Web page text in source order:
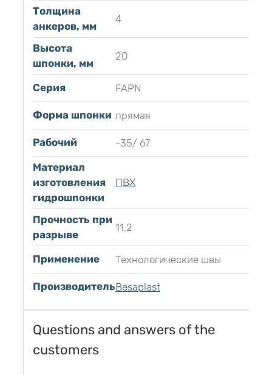
Толщина
анкеров, мм
4
Высота
шпонки, мм
20
Серия FAPN
Форма шпонки прямая
Рабочий
-35/ 67
Материал
изготовления
гидрошпонки
ПВХ
Прочность при
разрыве
11.2
Применение Технологические швы
ПроизводительBesaplast
Questions and answers of the
customers